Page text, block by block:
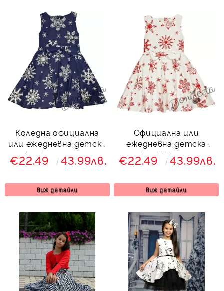
Коледна официална
или ежедневна детска
рокля в тъмносиньо
със снежинки в бяло
€22.49 43.99лв.
Виж детайли
Официална или
ежедневна детска
рокля в бяло със
снежинки в червено
€22.49 43.99лв.
Виж детайли